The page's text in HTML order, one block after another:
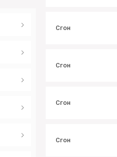
Сгон
Сгон
Сгон
Сгон